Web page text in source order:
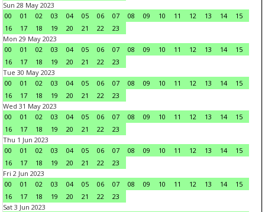
Sun 28 May 2023
00
01 02 03 04 05 06 07 08 09 10 11 12 13 14
15
16
17 18 19 20 21 22
23
Mon 29 May 2023
00
01 02 03 04 05 06 07 08 09 10 11 12 13 14
15
16
17 18 19 20 21 22
23
Tue 30 May 2023
00
01 02 03 04 05 06 07 08 09 10 11 12 13 14
15
16
17 18 19 20 21 22
23
Wed 31 May 2023
00
01 02 03 04 05 06 07 08 09 10 11 12 13 14
15
16
17 18 19 20 21 22
23
Thu 1 Jun 2023
00
01 02 03 04 05 06 07 08 09 10 11 12 13 14
15
16
17 18 19 20 21 22
23
Fri 2 Jun 2023
00
01 02 03 04 05 06 07 08 09 10 11 12 13 14
15
16
17 18 19 20 21 22
23
Sat 3 Jun 2023